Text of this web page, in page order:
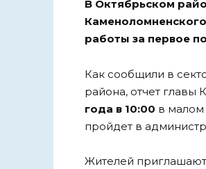
В Октябрьском
работы за первое
Как сообщили в
района, отчет главы
года в 10:00 в малом
пройдет в
Жителей приглашают